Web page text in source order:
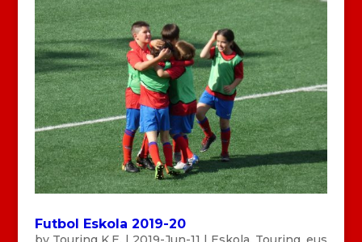
Futbol Eskola 2019-20